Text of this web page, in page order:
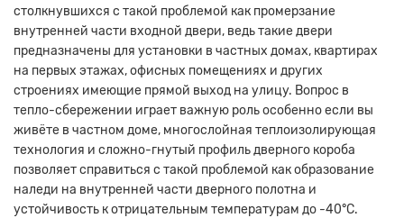
столкнувшихся с такой проблемой как промерзание
внутренней части входной двери, ведь такие двери
предназначены для установки в частных домах, квартирах
на первых этажах, офисных помещениях и других
строениях имеющие прямой выход на улицу. Вопрос в
тепло-сбережении играет важную роль особенно если вы
живёте в частном доме, многослойная теплоизолирующая
технология и сложно-гнутый профиль дверного короба
позволяет справиться с такой проблемой как образование
наледи на внутренней части дверного полотна и
устойчивость к отрицательным температурам до -40°С.